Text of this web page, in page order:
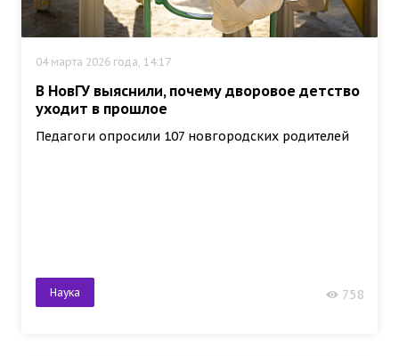
04 марта 2026 года, 14:17
В НовГУ выяснили, почему дворовое детство
уходит в прошлое
Педагоги опросили 107 новгородских родителей
Наука 758